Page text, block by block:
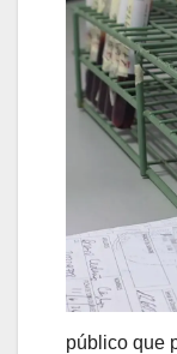
público que